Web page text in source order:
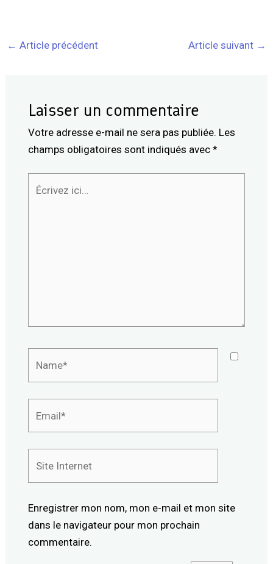
← Article précédent Article suivant →
Laisser un commentaire
Votre adresse e-mail ne sera pas publiée. Les
champs obligatoires sont indiqués avec *
Enregistrer mon nom, mon e-mail et mon site
dans le navigateur pour mon prochain
commentaire.